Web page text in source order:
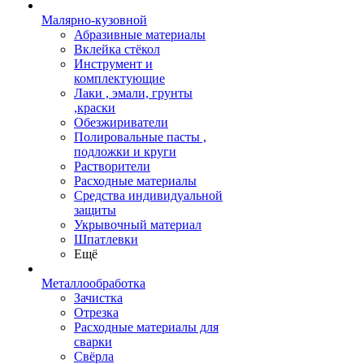
Малярно-кузовной
Абразивные материалы
Вклейка стёкол
Инструмент и
комплектующие
Лаки , эмали, грунты
,краски
Обезжириватели
Полировальные пасты ,
подложки и круги
Растворители
Расходные материалы
Средства индивидуальной
защиты
Укрывочный материал
Шпатлевки
Ещё
Металлообработка
Зачистка
Отрезка
Расходные материалы для
сварки
Свёрла